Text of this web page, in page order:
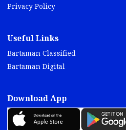
Privacy Policy
Useful Links
Bartaman Classified
Bartaman Digital
Download App